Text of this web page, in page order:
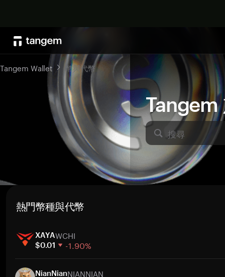
Tangem
搜尋
Tangem Wallet 幣與代幣
熱門幣種與代幣
XAYAWCHI
$0.01 -1.90%
30 天NianNianNIANNIAN